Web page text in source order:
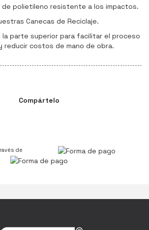
de polietileno resistente a los impactos.
Canecas de Reciclaje.
la parte superior para facilitar el proceso
reducir costos de mano de obra.
Compártelo
de